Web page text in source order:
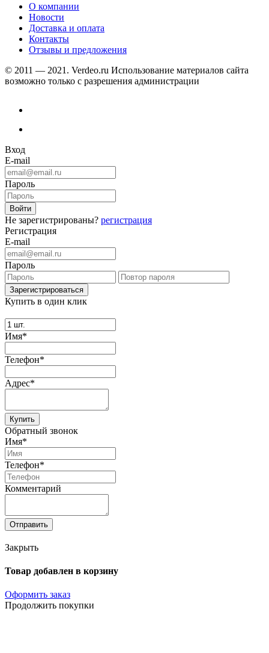
О компании
Новости
Доставка и оплата
Контакты
Отзывы и предложения
© 2011 — 2021. Verdeo.ru Использование материалов сайта
возможно только с разрешения администрации
Вход
E-mail
Пароль
Не зарегистрированы? регистрация
Регистрация
E-mail
Пароль
Купить в один клик
Имя*
Телефон*
Адрес*
Купить
Обратный звонок
Имя*
Телефон*
Комментарий
Отправить
Закрыть
Товар добавлен в корзину
Оформить заказ
Продолжить покупки